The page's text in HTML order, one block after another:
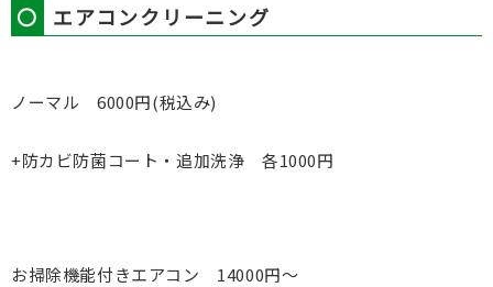
〇 エアコンクリーニング
ノーマル 6000円(税込み)
+防カビ防菌コート・追加洗浄 各1000円
お掃除機能付きエアコン 14000円～